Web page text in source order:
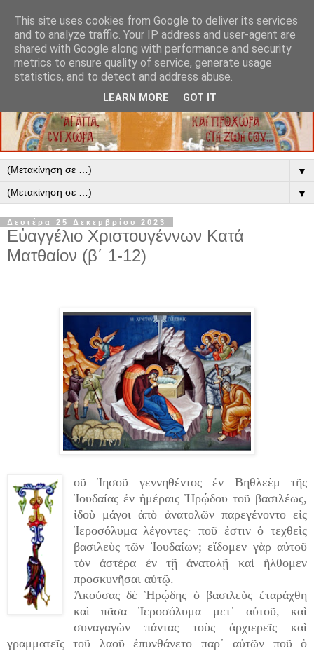
▼
▼
Δευτέρα 25 Δεκεμβρίου 2023
Εὐαγγέλιο Χριστουγέννων Κατά
Ματθαίον (β΄ 1-12)
οῦ Ἰησοῦ γεννηθέντος ἐν Βηθλεὲμ τῆς
Ἰουδαίας ἐν ἡμέραις Ἡρῴδου τοῦ βασιλέως,
ἰδοὺ μάγοι ἀπὸ ἀνατολῶν παρεγένοντο εἰς
Ἱεροσόλυμα λέγοντες· ποῦ ἐστιν ὁ τεχθεὶς
βασιλεὺς τῶν Ἰουδαίων; εἴδομεν γὰρ αὐτοῦ
τὸν ἀστέρα ἐν τῇ ἀνατολῇ καὶ ἤλθομεν
προσκυνῆσαι αὐτῷ.
Ἀκούσας δὲ Ἡρῴδης ὁ βασιλεὺς ἐταράχθη
καὶ πᾶσα Ἱεροσόλυμα μετ᾿ αὐτοῦ, καὶ
συναγαγὼν πάντας τοὺς ἀρχιερεῖς καὶ
γραμματεῖς τοῦ λαοῦ ἐπυνθάνετο παρ᾿ αὐτῶν ποῦ ὁ
This site uses cookies from Google to deliver its services
and to analyze traffic. Your IP address and user-agent are
shared with Google along with performance and security
metrics to ensure quality of service, generate usage
statistics, and to detect and address abuse.
LEARN MORE GOT IT